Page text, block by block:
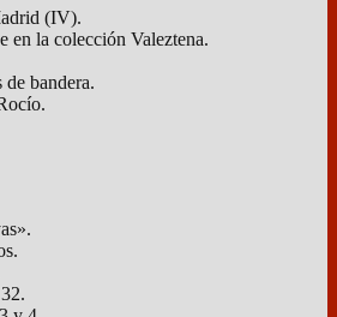
(IV).
en la colección Valeztena.
bandera.